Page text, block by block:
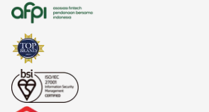
analisis SWOT